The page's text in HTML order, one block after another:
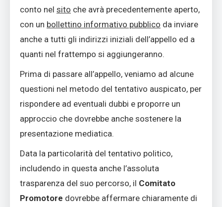
conto nel sito che avrà precedentemente aperto,
con un bollettino informativo pubblico da inviare
anche a tutti gli indirizzi iniziali dell’appello ed a
quanti nel frattempo si aggiungeranno.
Prima di passare all’appello, veniamo ad alcune
questioni nel metodo del tentativo auspicato, per
rispondere ad eventuali dubbi e proporre un
approccio che dovrebbe anche sostenere la
presentazione mediatica.
Data la particolarità del tentativo politico,
includendo in questa anche l’assoluta
trasparenza del suo percorso, il Comitato
Promotore dovrebbe affermare chiaramente di